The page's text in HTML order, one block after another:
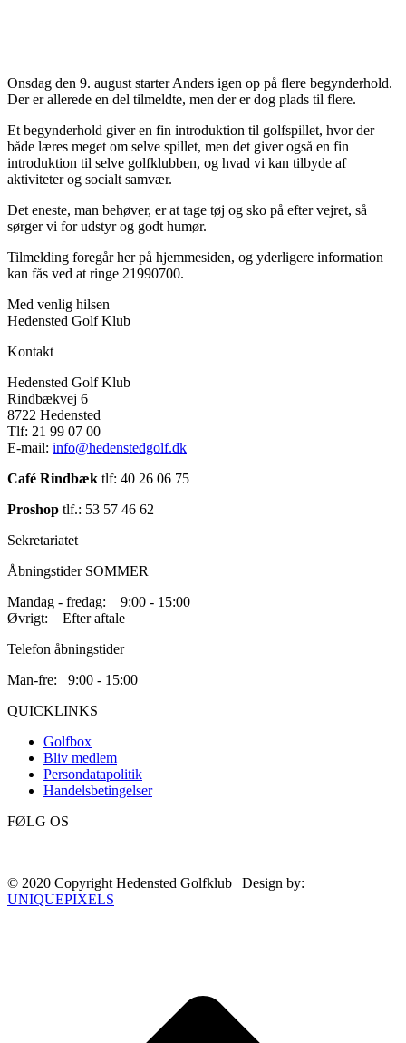
Onsdag den 9. august starter Anders igen op på flere begynderhold.
Der er allerede en del tilmeldte, men der er dog plads til flere.
Et begynderhold giver en fin introduktion til golfspillet, hvor der
både læres meget om selve spillet, men det giver også en fin
introduktion til selve golfklubben, og hvad vi kan tilbyde af
aktiviteter og socialt samvær.
Det eneste, man behøver, er at tage tøj og sko på efter vejret, så
sørger vi for udstyr og godt humør.
Tilmelding foregår her på hjemmesiden, og yderligere information
kan fås ved at ringe 21990700.
Med venlig hilsen
Hedensted Golf Klub
Kontakt
Hedensted Golf Klub
Rindbækvej 6
8722 Hedensted
Tlf: 21 99 07 00
E-mail: info@hedenstedgolf.dk
Café Rindbæk tlf: 40 26 06 75
Proshop tlf.: 53 57 46 62
Sekretariatet
Åbningstider SOMMER
Mandag - fredag: 9:00 - 15:00
Øvrigt: Efter aftale
Telefon åbningstider
Man-fre: 9:00 - 15:00
QUICKLINKS
Golfbox
Bliv medlem
Persondatapolitik
Handelsbetingelser
FØLG OS
© 2020 Copyright Hedensted Golfklub | Design by:
UNIQUEPIXELS